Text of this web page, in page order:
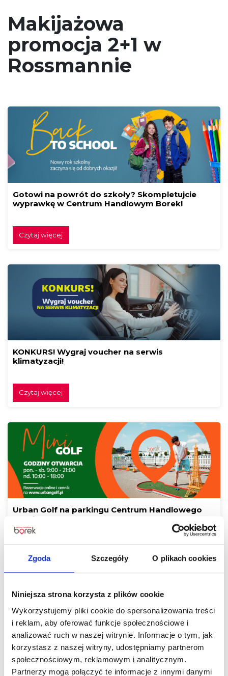
Zgoda Szczegóły O plikach cookies
Niniejsza strona korzysta z plików cookie
Wykorzystujemy pliki cookie do spersonalizowania treści
i reklam, aby oferować funkcje społecznościowe i
analizować ruch w naszej witrynie. Informacje o tym, jak
korzystasz z naszej witryny, udostępniamy partnerom
społecznościowym, reklamowym i analitycznym.
Partnerzy mogą połączyć te informacje z innymi danymi
Makijażowa
promocja 2+1 w
Rossmannie
Gotowi na powrót do szkoły? Skompletujcie
wyprawkę w Centrum Handlowym Borek!
Czytaj więcej
KONKURS! Wygraj voucher na serwis
klimatyzacji!
Czytaj więcej
Urban Golf na parkingu Centrum Handlowego
Borek!
Czas na letnie odświeżenie! Odkryj gorące